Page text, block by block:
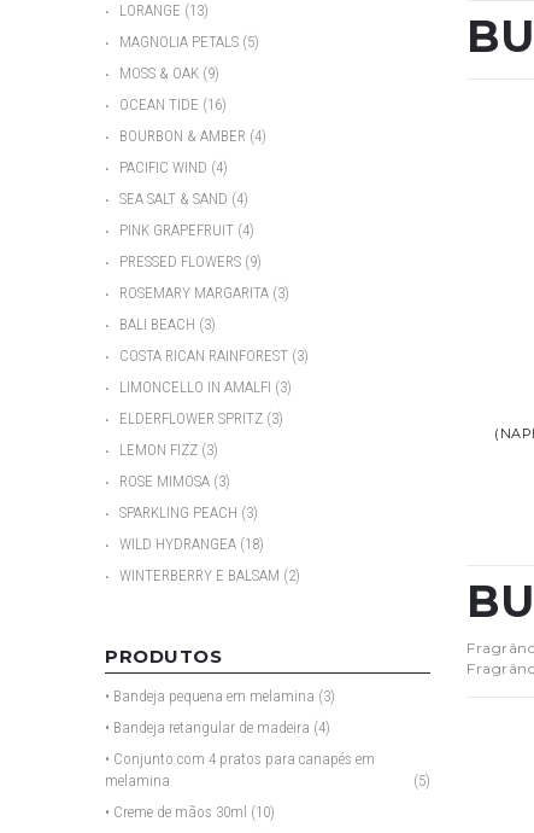
• LORANGE (13)
• MAGNOLIA PETALS (5)
• MOSS & OAK (9)
• OCEAN TIDE (16)
• BOURBON & AMBER (4)
• PACIFIC WIND (4)
• SEA SALT & SAND (4)
• PINK GRAPEFRUIT (4)
• PRESSED FLOWERS (9)
• ROSEMARY MARGARITA (3)
• BALI BEACH (3)
• COSTA RICAN RAINFOREST (3)
• LIMONCELLO IN AMALFI (3)
• ELDERFLOWER SPRITZ (3)
• LEMON FIZZ (3)
• ROSE MIMOSA (3)
• SPARKLING PEACH (3)
• WILD HYDRANGEA (18)
• WINTERBERRY E BALSAM (2)
PRODUTOS
• Bandeja pequena em melamina (3)
• Bandeja retangular de madeira (4)
• Conjunto com 4 pratos para canapés em
melamina
(5)
• Creme de mãos 30ml (10)